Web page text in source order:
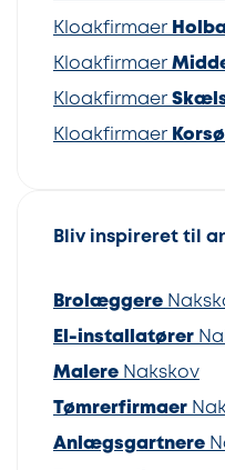
Kloakfirmaer
Kloakfirmaer
Kloakfirmaer
Kloakfirmaer
Bliv inspireret til
Brolæggere
El-installatører
Malere Nakskov
Tømrerfirmaer
Anlægsgartnere